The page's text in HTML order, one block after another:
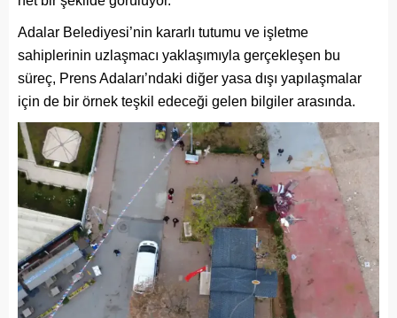
Adalar Belediyesi’nin kararlı tutumu ve işletme
sahiplerinin uzlaşmacı yaklaşımıyla gerçekleşen bu
süreç, Prens Adaları’ndaki diğer yasa dışı yapılaşmalar
için de bir örnek teşkil edeceği gelen bilgiler arasında.